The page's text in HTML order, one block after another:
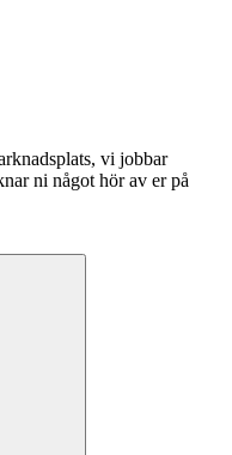
vi jobbar
ni något hör av er på